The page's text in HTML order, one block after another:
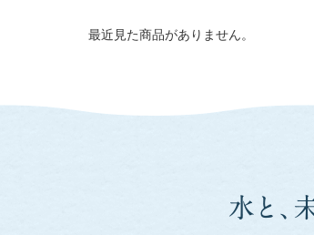
最近見た商品がありません。